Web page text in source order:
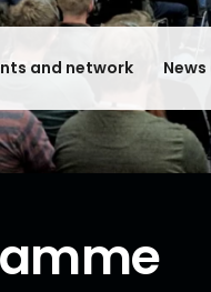
and network